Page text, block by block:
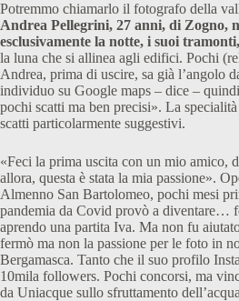
Potremmo chiamarlo il fotografo della
Andrea Pellegrini, 27 anni, di Zogno,
esclusivamente la notte, i suoi tramonti,
la luna che si allinea agli edifici. Pochi
Andrea, prima di uscire, sa già l’angolo
individuo su Google maps – dice –
pochi scatti ma ben precisi». La
scatti particolarmente suggestivi.
«Feci la prima uscita con un mio amico,
allora, questa è stata la mia passione».
Almenno San Bartolomeo, pochi mesi
pandemia da Covid provò a diventare…
aprendo una partita Iva. Ma non fu
fermò ma non la passione per le foto in
Bergamasca. Tanto che il suo profilo
10mila followers. Pochi concorsi, ma
da Uniacque sullo sfruttamento